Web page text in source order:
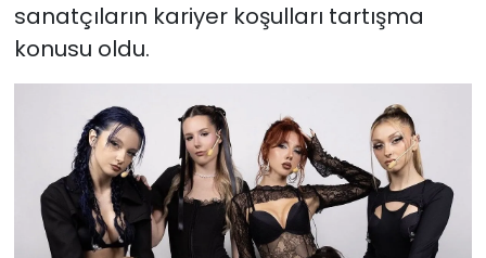
sanatçıların kariyer koşulları tartışma
konusu oldu.